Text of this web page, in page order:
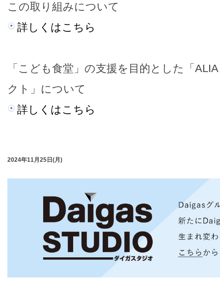
この取り組みについて
詳しくはこちら
「こども食堂」の支援を目的とした「
クト」について
詳しくはこちら
2024年11月25日(月)